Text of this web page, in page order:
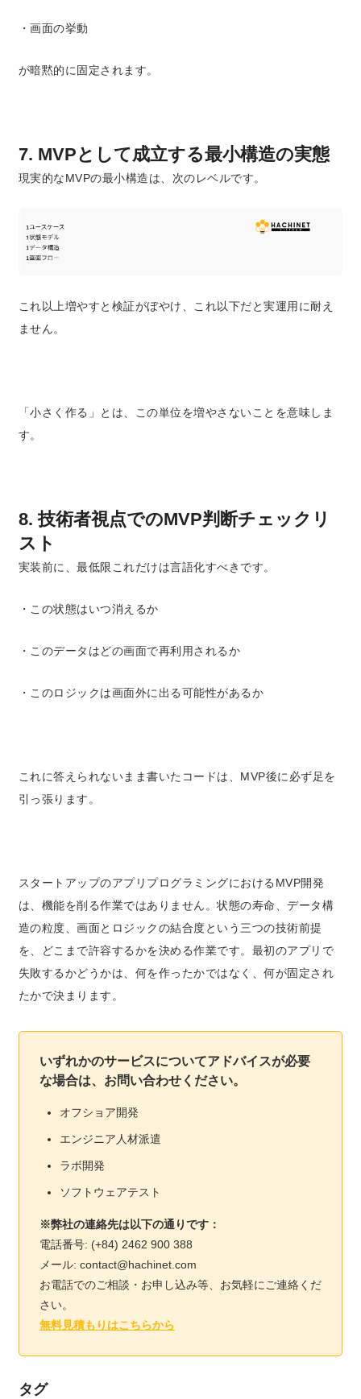
・画面の挙動
が暗黙的に固定されます。
7. MVPとして成立する最小構造の実態
現実的なMVPの最小構造は、次のレベルです。
これ以上増やすと検証がぼやけ、 これ以下だと実運用に耐え
ません。
「小さく作る」とは、 この単位を増やさないこと を意味しま
す。
8. 技術者視点でのMVP判断チェックリ
スト
実装前に、最低限これだけは言語化すべきです。
・この状態はいつ消えるか
・このデータはどの画面で再利用されるか
・このロジックは画面外に出る可能性があるか
これに答えられないまま書いたコードは、 MVP後に必ず足を
引っ張ります。
スタートアップのアプリプログラミングにおけるMVP開発
は、機能を削る作業ではありません。状態の寿命、データ構
造の粒度、画面とロジックの結合度という三つの技術前提
を、どこまで許容するかを決める作業です。最初のアプリで
失敗するかどうかは、何を作ったかではなく、何が固定され
たかで決まります。
いずれかのサービスについてアドバイスが必要
な場合は、お問い合わせください。
オフショア開発
エンジニア人材派遣
ラボ開発
ソフトウェアテスト
※弊社の連絡先は以下の通りです：
電話番号: (+84) 2462 900 388
メール: contact@hachinet.com
お電話でのご相談・お申し込み等、お気軽にご連絡くだ
さい。
無料見積もりはこちらから
タグ